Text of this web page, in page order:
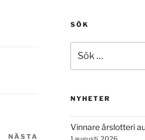
NÄSTA
SÖK
efter:
NYHETER
Vinnare årslotteri